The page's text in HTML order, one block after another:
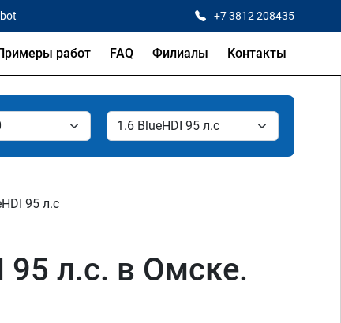
+7 3812 208435
работ FAQ Филиалы Контакты
95 л.с
95 л.с. в Омске.